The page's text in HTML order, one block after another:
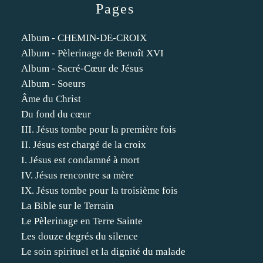
Pages
Album - CHEMIN-DE-CROIX
Album - Pèlerinage de Benoît XVI
Album - Sacré-Cœur de Jésus
Album - Soeurs
Âme du Christ
Du fond du cœur
III. Jésus tombe pour la première fois
II. Jésus est chargé de la croix
I. Jésus est condamné à mort
IV. Jésus rencontre sa mère
IX. Jésus tombe pour la troisième fois
La Bible sur le Terrain
Le Pèlerinage en Terre Sainte
Les douze degrés du silence
Le soin spirituel et la dignité du malade